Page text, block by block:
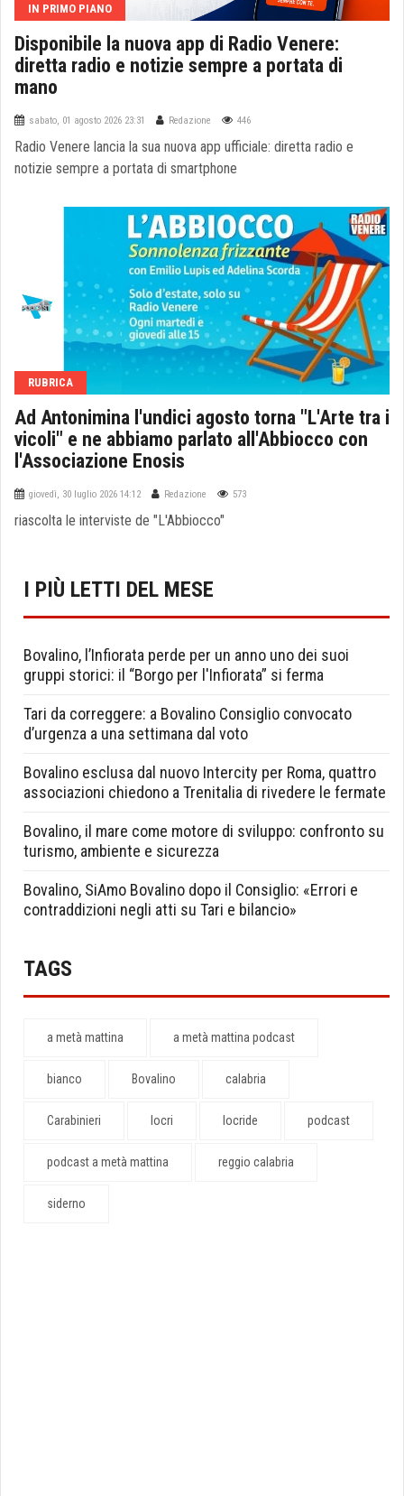
IN PRIMO PIANO
Disponibile la nuova app di Radio Venere:
diretta radio e notizie sempre a portata di
mano
sabato, 01 agosto 2026 23:31 Redazione 446
Radio Venere lancia la sua nuova app ufficiale: diretta radio e
notizie sempre a portata di smartphone
RUBRICA
Ad Antonimina l'undici agosto torna "L'Arte tra i
vicoli" e ne abbiamo parlato all'Abbiocco con
l'Associazione Enosis
giovedì, 30 luglio 2026 14:12 Redazione 573
riascolta le interviste de "L'Abbiocco"
I PIÙ LETTI DEL MESE
Bovalino, l’Infiorata perde per un anno uno dei suoi
gruppi storici: il “Borgo per l'Infiorata” si ferma
Tari da correggere: a Bovalino Consiglio convocato
d’urgenza a una settimana dal voto
Bovalino esclusa dal nuovo Intercity per Roma, quattro
associazioni chiedono a Trenitalia di rivedere le fermate
Bovalino, il mare come motore di sviluppo: confronto su
turismo, ambiente e sicurezza
Bovalino, SiAmo Bovalino dopo il Consiglio: «Errori e
contraddizioni negli atti su Tari e bilancio»
TAGS
a metà mattina a metà mattina podcast
bianco Bovalino calabria
Carabinieri locri locride podcast
podcast a metà mattina reggio calabria
siderno